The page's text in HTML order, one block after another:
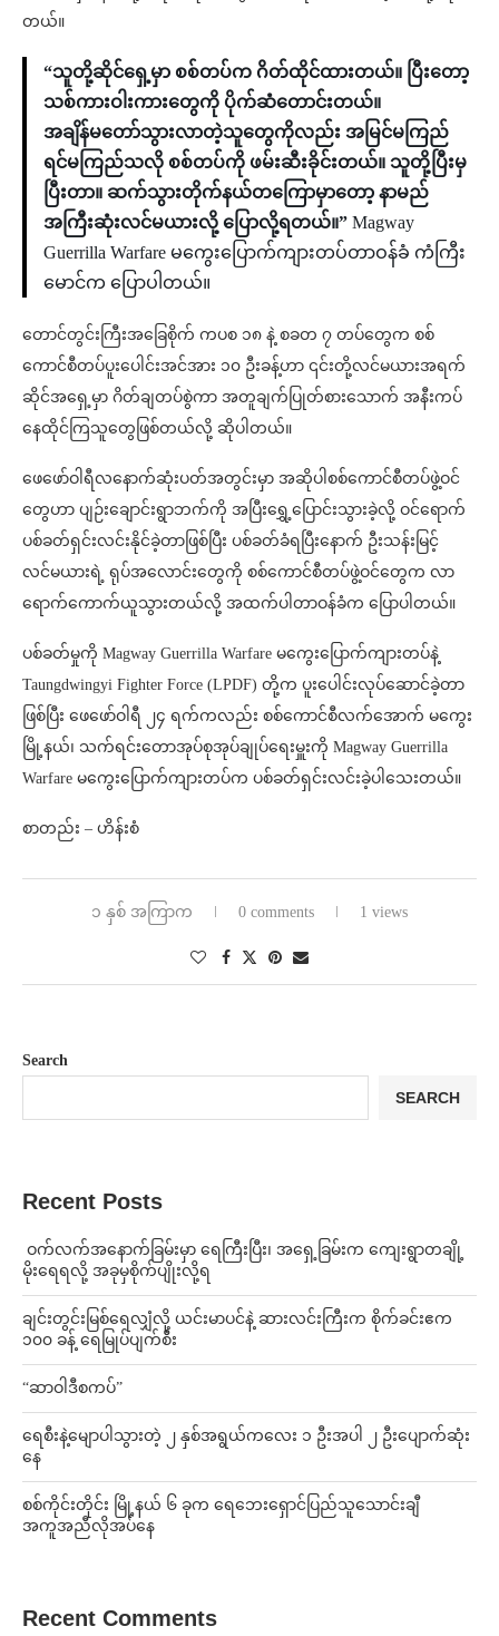
တယ်။
“သူတို့ဆိုင်ရှေ့မှာ စစ်တပ်က ဂိတ်ထိုင်ထားတယ်။ ပြီးတော့
သစ်ကားဝါးကားတွေကို ပိုက်ဆံတောင်းတယ်။
အချိန်မတော်သွားလာတဲ့သူတွေကိုလည်း အမြင်မကြည်
ရင်မကြည်သလို စစ်တပ်ကို ဖမ်းဆီးခိုင်းတယ်။ သူတို့ပြီးမှ
ပြီးတာ။ ဆက်သွားတိုက်နယ်တကြောမှာတော့ နာမည်
အကြီးဆုံးလင်မယားလို့ ပြောလို့ရတယ်။” Magway
Guerrilla Warfare မကွေးပြောက်ကျားတပ်တာဝန်ခံ ကံကြီး
မောင်က ပြောပါတယ်။
တောင်တွင်းကြီးအခြေစိုက် ကပစ ၁၈ နဲ့ စခတ ၇ တပ်တွေက စစ်
ကောင်စီတပ်ပူးပေါင်းအင်အား ၁၀ ဦးခန့်ဟာ ၎င်းတို့လင်မယားအရက်
ဆိုင်အရှေ့မှာ ဂိတ်ချတပ်စွဲကာ အတူချက်ပြုတ်စားသောက် အနီးကပ်
နေထိုင်ကြသူတွေဖြစ်တယ်လို့ ဆိုပါတယ်။
ဖေဖော်ဝါရီလနောက်ဆုံးပတ်အတွင်းမှာ အဆိုပါစစ်ကောင်စီတပ်ဖွဲ့ဝင်
တွေဟာ ပျဉ်းချောင်းရွာဘက်ကို အပြီးရွှေ့ပြောင်းသွားခဲ့လို့ ဝင်ရောက်
ပစ်ခတ်ရှင်းလင်းနိုင်ခဲ့တာဖြစ်ပြီး ပစ်ခတ်ခံရပြီးနောက် ဦးသန်းမြင့်
လင်မယားရဲ့ ရုပ်အလောင်းတွေကို စစ်ကောင်စီတပ်ဖွဲ့ဝင်တွေက လာ
ရောက်ကောက်ယူသွားတယ်လို့ အထက်ပါတာဝန်ခံက ပြောပါတယ်။
ပစ်ခတ်မှုကို Magway Guerrilla Warfare မကွေးပြောက်ကျားတပ်နဲ့
Taungdwingyi Fighter Force (LPDF) တို့က ပူးပေါင်းလုပ်ဆောင်ခဲ့တာ
ဖြစ်ပြီး ဖေဖော်ဝါရီ ၂၄ ရက်ကလည်း စစ်ကောင်စီလက်အောက် မကွေး
မြို့နယ်၊ သက်ရင်းတောအုပ်စုအုပ်ချုပ်ရေးမှူးကို Magway Guerrilla
Warfare မကွေးပြောက်ကျားတပ်က ပစ်ခတ်ရှင်းလင်းခဲ့ပါသေးတယ်။
စာတည်း – ဟိန်းစံ
၁ နှစ် အကြာက 0 comments 1 views
Search
SEARCH
Recent Posts
⁩ ⁨ဝက်လက်အနောက်ခြမ်းမှာ ရေကြီးပြီး၊ အရှေ့ခြမ်းက ကျေးရွာတချို့
မိုးရေရလို့ အခုမှစိုက်ပျိုးလို့ရ
ချင်းတွင်းမြစ်ရေလျှံလို့ ယင်းမာပင်နဲ့ ဆားလင်းကြီးက စိုက်ခင်းဧက
၁၀၀ ခန့် ရေမြုပ်ပျက်စီး
“ဆာဝါဒီစကပ်”
ရေစီးနဲ့မျောပါသွားတဲ့ ၂ နှစ်အရွယ်ကလေး ၁ ဦးအပါ ၂ ဦးပျောက်ဆုံး
နေ
စစ်ကိုင်းတိုင်း မြို့နယ် ၆ ခုက ရေဘေးရှောင်ပြည်သူသောင်းချီ
အကူအညီလိုအပ်နေ
Recent Comments